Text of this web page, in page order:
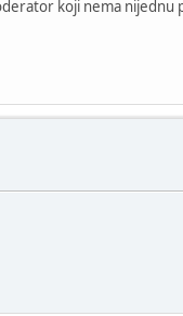
koji nema nijednu